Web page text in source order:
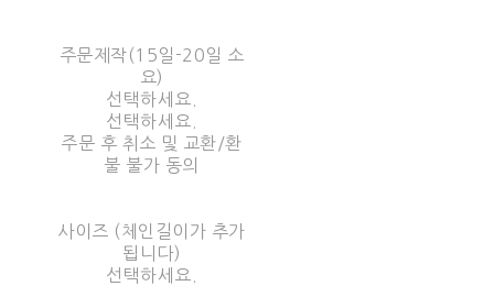
주문제작(15일-20일 소
요)
선택하세요.
선택하세요.
주문 후 취소 및 교환/환
불 불가 동의
사이즈 (체인길이가 추가
됩니다)
선택하세요.